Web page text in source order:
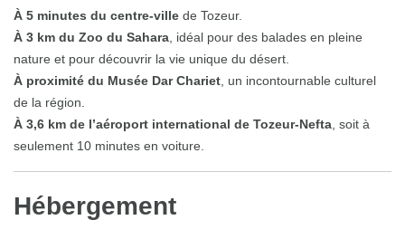
À 5 minutes du centre-ville de Tozeur.
À 3 km du Zoo du Sahara , idéal pour des balades en pleine
nature et pour découvrir la vie unique du désert.
À proximité du Musée Dar Chariet , un incontournable culturel
de la région.
À 3,6 km de l’aéroport international de Tozeur-Nefta , soit à
seulement 10 minutes en voiture.
Hébergement